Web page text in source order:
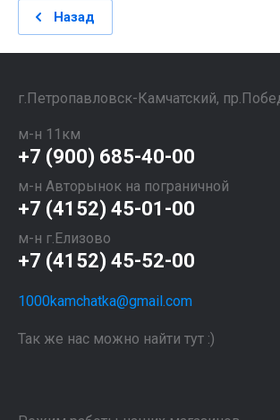
Назад
​​​​​​​г.Петропавловск-Камчатский,
м-н 11км
+7 (900) 685-40-00
м-н Авторынок на пограничной
+7 (4152) 45-01-00
м-н г.Елизово
+7 (4152) 45-52-00
1000kamchatka@gmail.com
Так же нас можно найти тут :)